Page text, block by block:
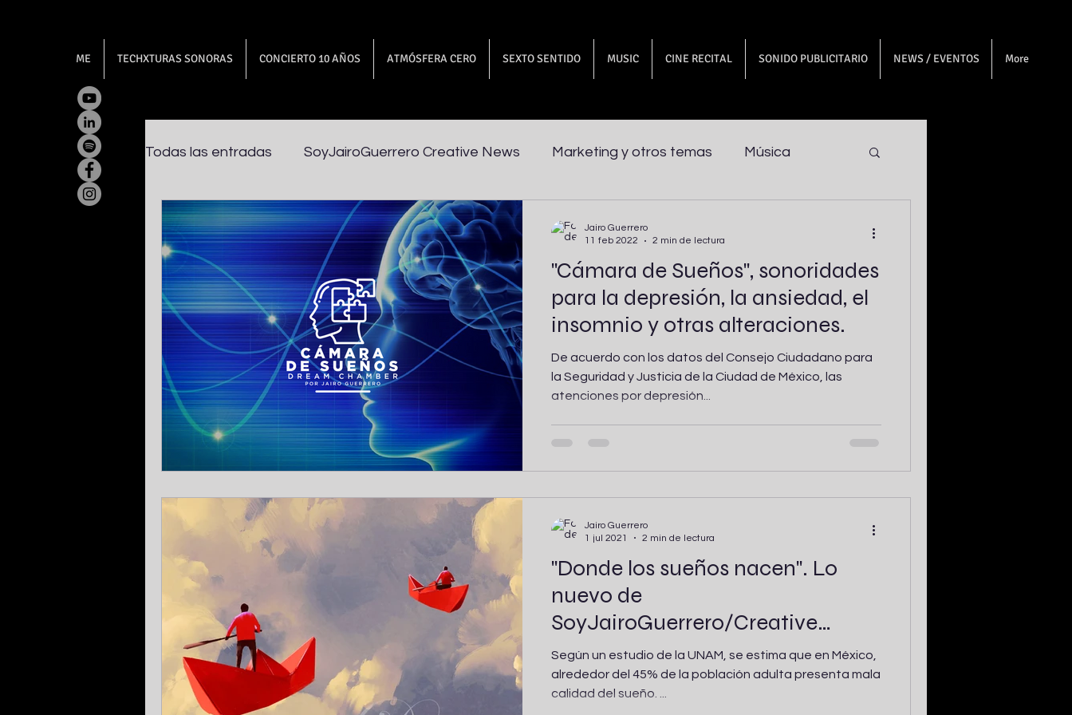
ME TECHXTURAS SONORAS CONCIERTO 10 AÑOS ATMÓSFERA CERO SEXTO SENTIDO MUSIC CINE RECITAL SONIDO PUBLICITARIO NEWS / EVENTOS More
Todas las entradas SoyJairoGuerrero Creative News Marketing y otros temas Música
"Cámara de Sueños", sonoridades
para la depresión, la ansiedad, el
insomnio y otras alteraciones.
De acuerdo con los datos del Consejo Ciudadano para
la Seguridad y Justicia de la Ciudad de México, las
atenciones por depresión...
Jairo Guerrero
11 feb 2022
2 min de lectura
"Donde los sueños nacen". Lo
nuevo de
SoyJairoGuerrero/Creative
Consulting para Bioflora.
Según un estudio de la UNAM, se estima que en México,
alrededor del 45% de la población adulta presenta mala
calidad del sueño. ...
Jairo Guerrero
1 jul 2021
2 min de lectura